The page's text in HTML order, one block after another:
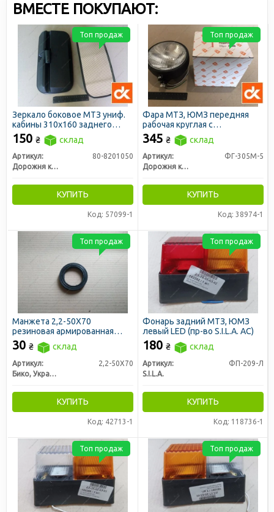
ВМЕСТЕ ПОКУПАЮТ:
Зеркало боковое МТЗ униф.
кабины 310х160 заднего
вида (ДК)
150 ₴ склад
Артикул:
80-8201050
Дорожня карта
КУПИТЬ
Код: 57099-1
Топ продаж
Фара МТЗ, ЮМЗ передняя
рабочая круглая с
галогеновой лампой H4 в
метал. корпусе
(отражатель127мм) (ДК)
345 ₴ склад
Артикул:
ФГ-305М-5
Дорожня карта
КУПИТЬ
Код: 38974-1
Топ продаж
Манжета 2,2-50X70
резиновая армированная
(сальник)
30 ₴ склад
Артикул:
2,2-50X70
Бико, Украина
КУПИТЬ
Код: 42713-1
Топ продаж
Фонарь задний МТЗ, ЮМЗ
левый LED (пр-во S.I.L.A. AC)
180 ₴ склад
Артикул:
ФП-209-Л
S.I.L.A.
КУПИТЬ
Код: 118736-1
Топ продаж
Топ продаж Топ продаж